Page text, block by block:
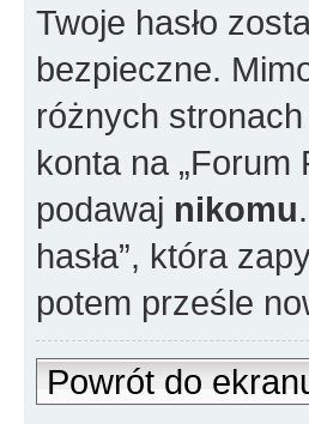
Twoje hasło
bezpieczne.
różnych
konta na
podawaj nikomu
hasła”, która
potem prześle
Powrót do